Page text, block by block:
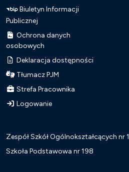
Biuletyn Informacji
Publicznej
Ochrona danych
osobowych
Deklaracja dostępności
Tłumacz PJM
Strefa Pracownika
Logowanie
Zespół Szkół Ogólnokształcących nr 1
Szkoła Podstawowa nr 198